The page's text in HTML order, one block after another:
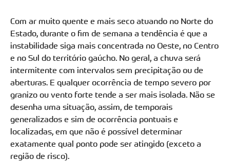
Com ar muito quente e mais seco atuando no Norte do
Estado, durante o fim de semana a tendência é que a
instabilidade siga mais concentrada no Oeste, no Centro
e no Sul do território gaúcho. No geral, a chuva será
intermitente com intervalos sem precipitação ou de
aberturas. E qualquer ocorrência de tempo severo por
granizo ou vento forte tende a ser mais isolada. Não se
desenha uma situação, assim, de temporais
generalizados e sim de ocorrência pontuais e
localizadas, em que não é possível determinar
exatamente qual ponto pode ser atingido (exceto a
região de risco).